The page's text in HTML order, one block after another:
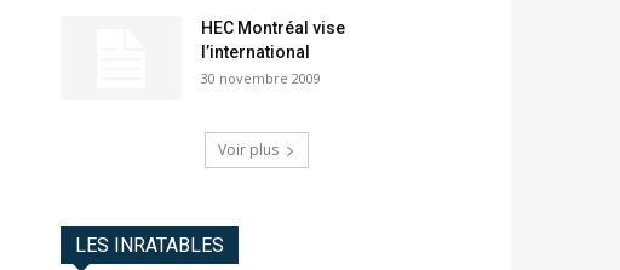
HEC Montréal vise
l’international
30 novembre 2009
Voir plus
LES INRATABLES